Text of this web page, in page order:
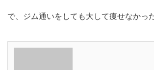
で、ジム通いをしても大して痩せなかっ